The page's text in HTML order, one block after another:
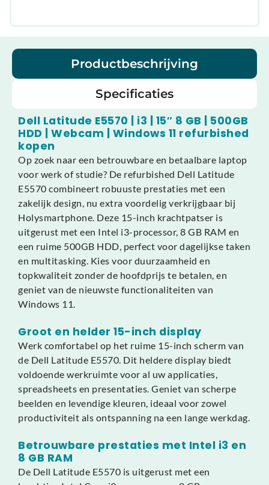
Productbeschrijving
Specificaties
Dell Latitude E5570 | i3 | 15″ 8 GB | 500GB
HDD | Webcam | Windows 11 refurbished
kopen
Op zoek naar een betrouwbare en betaalbare laptop
voor werk of studie? De refurbished Dell Latitude
E5570 combineert robuuste prestaties met een
zakelijk design, nu extra voordelig verkrijgbaar bij
Holysmartphone. Deze 15-inch krachtpatser is
uitgerust met een Intel i3-processor, 8 GB RAM en
een ruime 500GB HDD, perfect voor dagelijkse taken
en multitasking. Kies voor duurzaamheid en
topkwaliteit zonder de hoofdprijs te betalen, en
geniet van de nieuwste functionaliteiten van
Windows 11.
Groot en helder 15-inch display
Werk comfortabel op het ruime 15-inch scherm van
de Dell Latitude E5570. Dit heldere display biedt
voldoende werkruimte voor al uw applicaties,
spreadsheets en presentaties. Geniet van scherpe
beelden en levendige kleuren, ideaal voor zowel
productiviteit als ontspanning na een lange werkdag.
Betrouwbare prestaties met Intel i3 en
8 GB RAM
De Dell Latitude E5570 is uitgerust met een